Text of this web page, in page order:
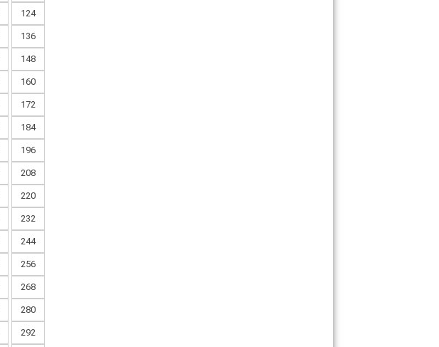
124
136
148
160
172
184
196
208
220
232
244
256
268
280
292